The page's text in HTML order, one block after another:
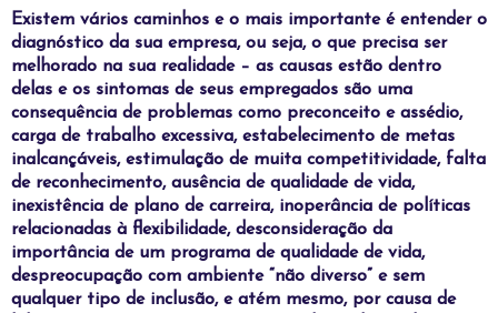
Existem vários caminhos e o mais importante é entender o
diagnóstico da sua empresa, ou seja, o que precisa ser
melhorado na sua realidade – as causas estão dentro
delas e os sintomas de seus empregados são uma
consequência de problemas como preconceito e assédio,
carga de trabalho excessiva, estabelecimento de metas
inalcançáveis, estimulação de muita competitividade, falta
de reconhecimento, ausência de qualidade de vida,
inexistência de plano de carreira, inoperância de políticas
relacionadas à flexibilidade, desconsideração da
importância de um programa de qualidade de vida,
despreocupação com ambiente “não diverso” e sem
qualquer tipo de inclusão, e atém mesmo, por causa de